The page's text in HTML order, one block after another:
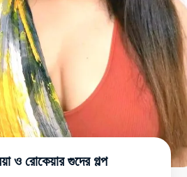
ও রোকেয়ার গুদের গল্প